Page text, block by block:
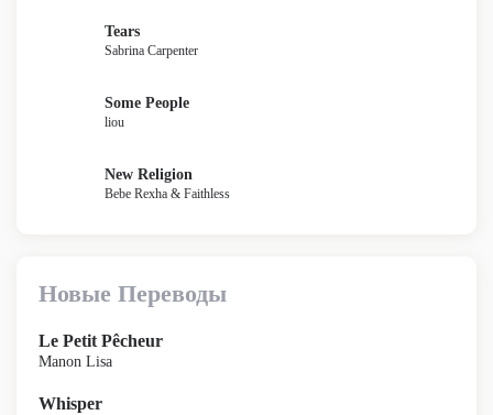
Tears
Sabrina Carpenter
Some People
liou
New Religion
Bebe Rexha & Faithless
Новые Переводы
Le Petit Pêcheur
Manon Lisa
Whisper